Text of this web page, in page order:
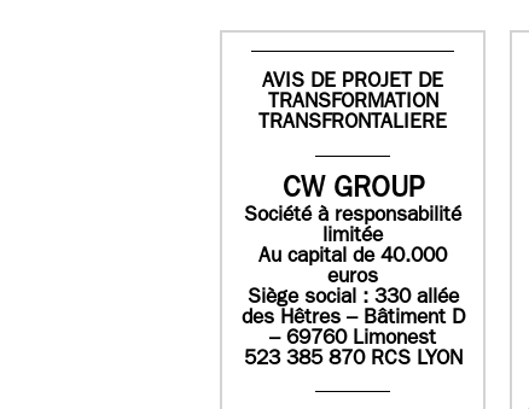
AVIS DE PROJET DE
TRANSFORMATION
TRANSFRONTALIERE
CW GROUP
Société à responsabilité
limitée
Au capital de 40.000
euros
Siège social : 330 allée
des Hêtres – Bâtiment D
– 69760 Limonest
523 385 870 RCS LYON